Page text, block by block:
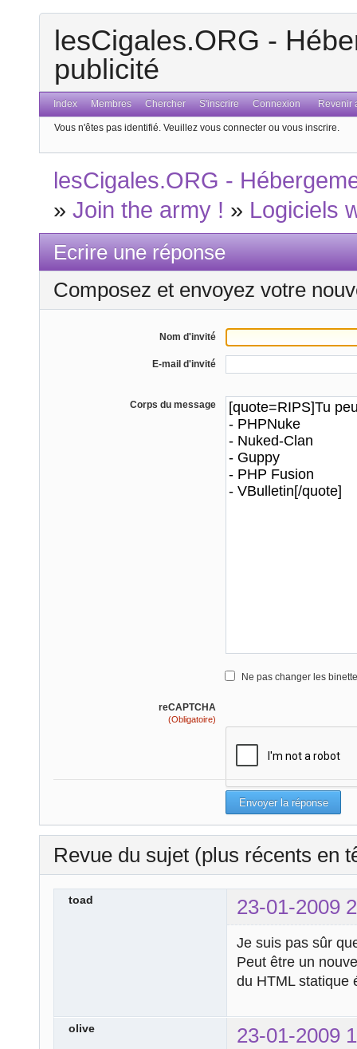
lesCigales.ORG -
publicité
Index Membres Chercher S'inscrire Connexion Revenir
Vous n'êtes pas identifié. Veuillez vous connecter ou vous inscrire.
lesCigales.ORG -
»Join the army ! » Logiciels
Ecrire une réponse
Composez et envoyez votre
Nom d'invité
E-mail d'invité
Corps du message
Ne pas changer les
reCAPTCHA
(Obligatoire)
Revue du sujet (plus récents en
toad 23-01-2009
Je suis pas sûr
Peut être un
du HTML statique
olive 23-01-2009